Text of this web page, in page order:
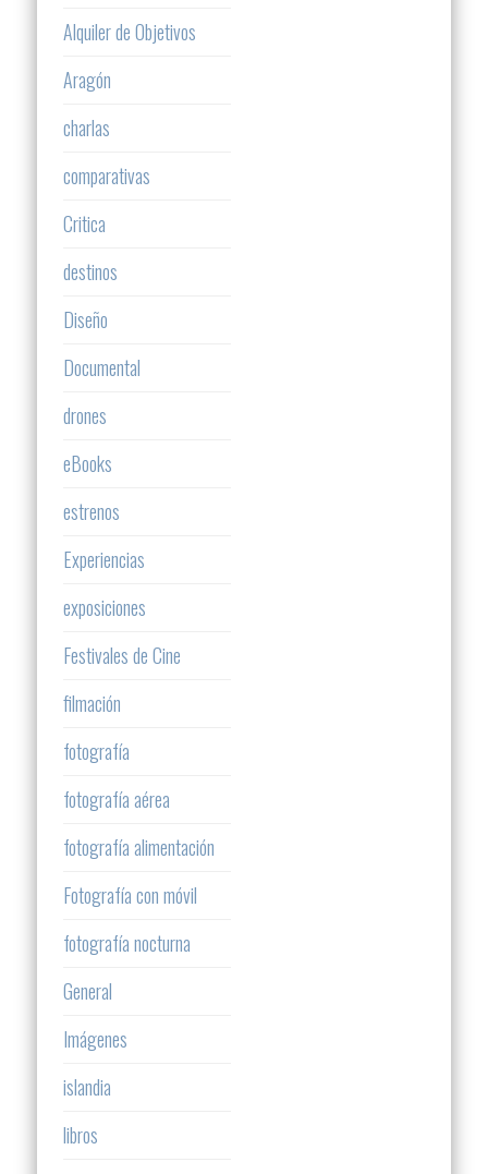
Alquiler de Objetivos
Aragón
charlas
comparativas
Critica
destinos
Diseño
Documental
drones
eBooks
estrenos
Experiencias
exposiciones
Festivales de Cine
filmación
fotografía
fotografía aérea
fotografía alimentación
Fotografía con móvil
fotografía nocturna
General
Imágenes
islandia
libros